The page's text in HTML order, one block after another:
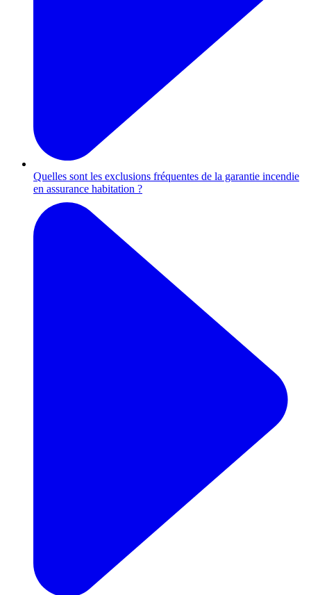
Quelles sont les exclusions fréquentes de la garantie incendie
en assurance habitation ?